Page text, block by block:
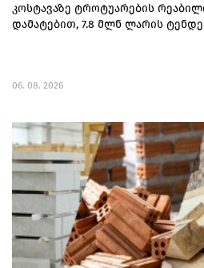
კოსტავაზე ტროტუარების
დამატებით, 7.8 მლნ ლარის
06. 08. 2026